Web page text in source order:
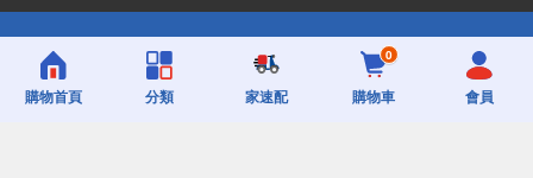
購物首頁 分類 家速配
0
購物車 會員